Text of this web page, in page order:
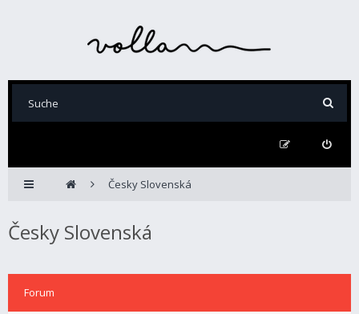
Česky Slovenská
Česky Slovenská
Forum